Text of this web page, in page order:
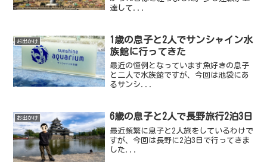
達して...
お出かけ
1歳の息子と2人でサンシャイン水
族館に行ってきた
最近の恒例となっています魚好きの息子
と二人で水族館ですが、今回は池袋にあ
るサンシ...
お出かけ 6歳の息子と2人で長野旅行2泊3日
最近頻繁に息子と2人旅をしているわけで
すが、今回は長野に2泊3日で行ってきま
した...